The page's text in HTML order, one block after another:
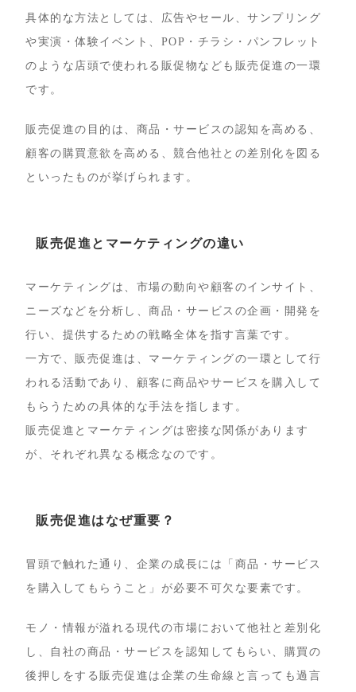
具体的な方法としては、広告やセール、サンプリング
や実演・体験イベント、POP・チラシ・パンフレット
のような店頭で使われる販促物なども販売促進の一環
です。
販売促進の目的は、商品・サービスの認知を高める、
顧客の購買意欲を高める、競合他社との差別化を図る
といったものが挙げられます。
販売促進とマーケティングの違い
マーケティングは、市場の動向や顧客のインサイト、
ニーズなどを分析し、商品・サービスの企画・開発を
行い、提供するための戦略全体を指す言葉です。
一方で、販売促進は、マーケティングの一環として行
われる活動であり、顧客に商品やサービスを購入して
もらうための具体的な手法を指します。
販売促進とマーケティングは密接な関係があります
が、それぞれ異なる概念なのです。
販売促進はなぜ重要？
冒頭で触れた通り、企業の成長には「商品・サービス
を購入してもらうこと」が必要不可欠な要素です。
モノ・情報が溢れる現代の市場において他社と差別化
し、自社の商品・サービスを認知してもらい、購買の
後押しをする販売促進は企業の生命線と言っても過言